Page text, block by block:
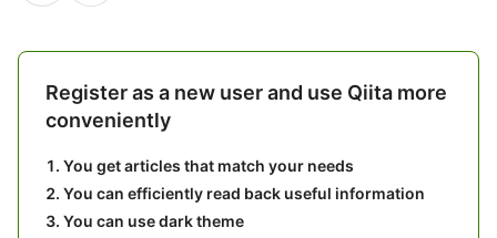
Register as a new user and use Qiita more
conveniently
You get articles that match your needs
You can efficiently read back useful information
You can use dark theme